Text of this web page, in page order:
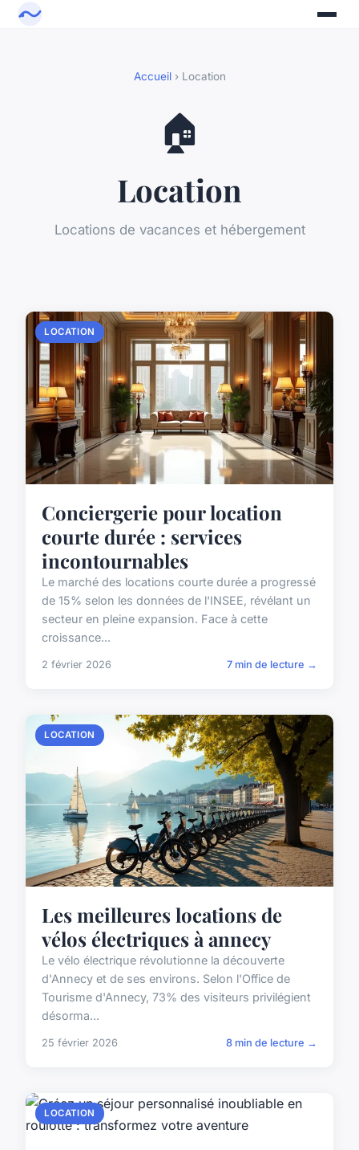
Accueil› Location
🏠
Location
Locations de vacances et hébergement
LOCATION
Conciergerie pour location
courte durée : services
incontournables
Le marché des locations courte durée a progressé
de 15% selon les données de l'INSEE, révélant un
secteur en pleine expansion. Face à cette
croissance...
2 février 2026 7 min de lecture →
LOCATION
Les meilleures locations de
vélos électriques à annecy
Le vélo électrique révolutionne la découverte
d'Annecy et de ses environs. Selon l'Office de
Tourisme d'Annecy, 73% des visiteurs privilégient
désorma...
25 février 2026 8 min de lecture →
LOCATION